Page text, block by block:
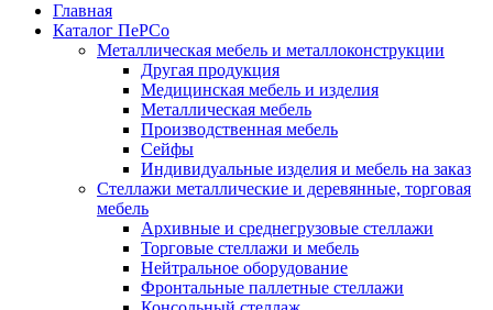
Главная
Каталог ПеРСо
Металлическая мебель и металлоконструкции
Другая продукция
Медицинская мебель и изделия
Металлическая мебель
Производственная мебель
Сейфы
Индивидуальные изделия и мебель на заказ
Стеллажи металлические и деревянные, торговая
мебель
Архивные и среднегрузовые стеллажи
Торговые стеллажи и мебель
Нейтральное оборудование
Фронтальные паллетные стеллажи